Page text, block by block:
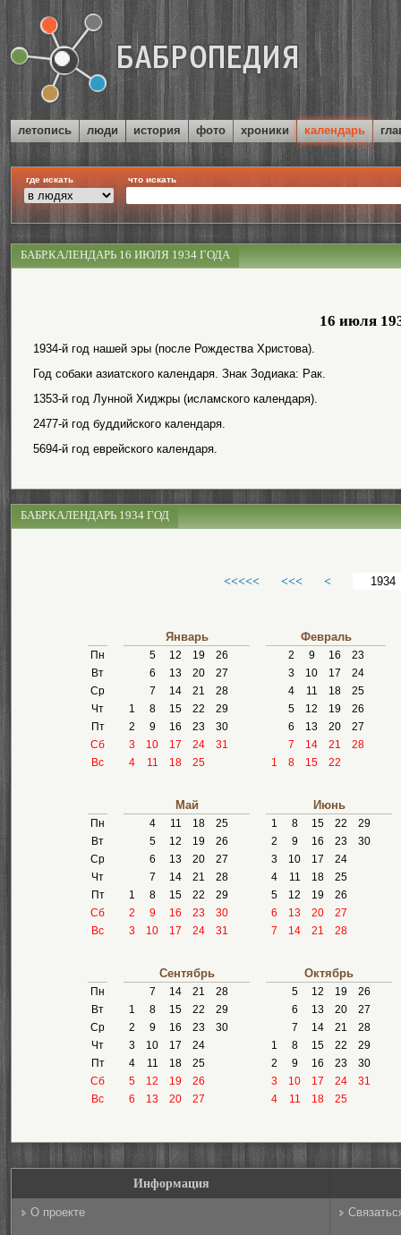
летопись люди история фото хроники календарь
где искать что искать
БАБР.КАЛЕНДАРЬ 16 ИЮЛЯ 1934 ГОДА
16 июля
1934-й год нашей эры (после Рождества Христова).
Год собаки азиатского календаря. Знак Зодиака: Рак.
1353-й год Лунной Хиджры (исламского календаря).
2477-й год буддийского календаря.
5694-й год еврейского календаря.
БАБР.КАЛЕНДАРЬ 1934 ГОД
<<<<< <<< <
Пн
Вт
Ср
Чт
Пт
Сб
Вс
Январь
5 12 19
26
6
13 20
27
7
14 21
28
1
8 15 22
29
2
9 16 23
30
3
10 17 24
31
4
11 18 25
Февраль
2 9 16
23
3
10 17
24
4
11 18
25
5
12 19
26
6
13 20
27
7
14 21
28
1
8 15 22
Пн
Вт
Ср
Чт
Пт
Сб
Вс
Май
4 11 18
25
5
12 19
26
6
13 20
27
7
14 21
28
1
8 15 22
29
2
9 16 23
30
3
10 17 24 31
Июнь
1 8 15 22
29
2
9 16 23
30
3
10 17
24
4
11 18
25
5
12 19
26
6
13 20
27
7
14 21 28
Пн
Вт
Ср
Чт
Пт
Сб
Вс
Сентябрь
7 14 21
28
1
8 15 22
29
2
9 16 23
30
3
10 17
24
4
11 18
25
5
12 19
26
6
13 20 27
Октябрь
5 12 19
26
6
13 20
27
7
14 21
28
1
8 15 22
29
2
9 16 23
30
3
10 17 24
31
4
11 18 25
Информация
О проекте